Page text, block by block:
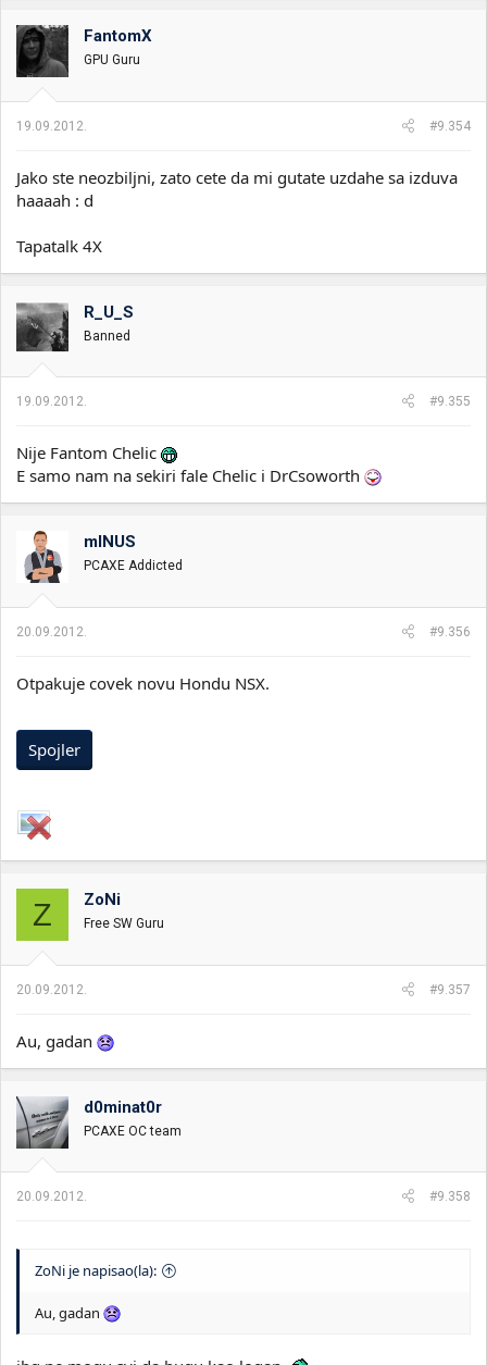
FantomX
GPU Guru
19.09.2012. #9.354
Jako ste neozbiljni, zato cete da mi gutate uzdahe sa izduva
haaaah : d
Tapatalk 4X
R_U_S
Banned
19.09.2012. #9.355
Nije Fantom Chelic
E samo nam na sekiri fale Chelic i DrCsoworth
mINUS
PCAXE Addicted
20.09.2012. #9.356
Otpakuje covek novu Hondu NSX.
Spojler
Z ZoNi
Free SW Guru
20.09.2012. #9.357
Au, gadan
d0minat0r
PCAXE OC team
20.09.2012. #9.358
ZoNi je napisao(la):
Au, gadan